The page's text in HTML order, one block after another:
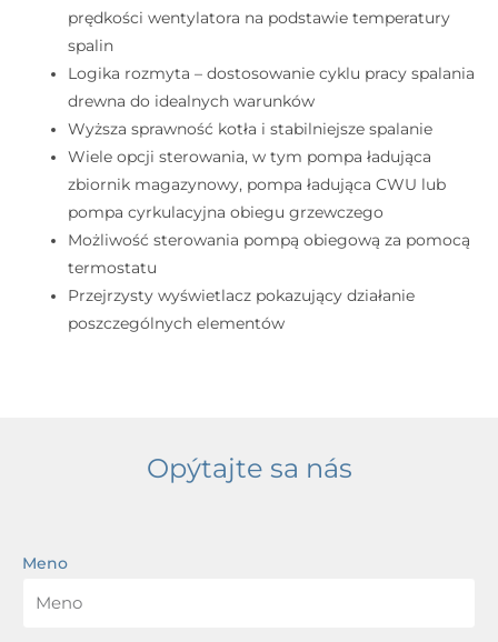
prędkości wentylatora na podstawie temperatury
spalin
Logika rozmyta – dostosowanie cyklu pracy spalania
drewna do idealnych warunków
Wyższa sprawność kotła i stabilniejsze spalanie
Wiele opcji sterowania, w tym pompa ładująca
zbiornik magazynowy, pompa ładująca CWU lub
pompa cyrkulacyjna obiegu grzewczego
Możliwość sterowania pompą obiegową za pomocą
termostatu
Przejrzysty wyświetlacz pokazujący działanie
poszczególnych elementów
Opýtajte sa nás
Meno